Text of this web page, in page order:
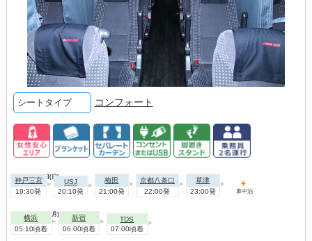
シートタイプ コンフォート
2026年08月09日(日)
神戸三宮
19:30発
USJ
20:10発
梅田
21:00発
京都八条口
22:00発
草津
23:00発
車中泊
2026年08月10日(月)
横浜
05:10頃着
新宿
06:00頃着
TDS
07:00頃着